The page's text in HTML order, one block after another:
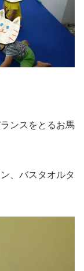
ンスをとるお馬
、バスタオルタ